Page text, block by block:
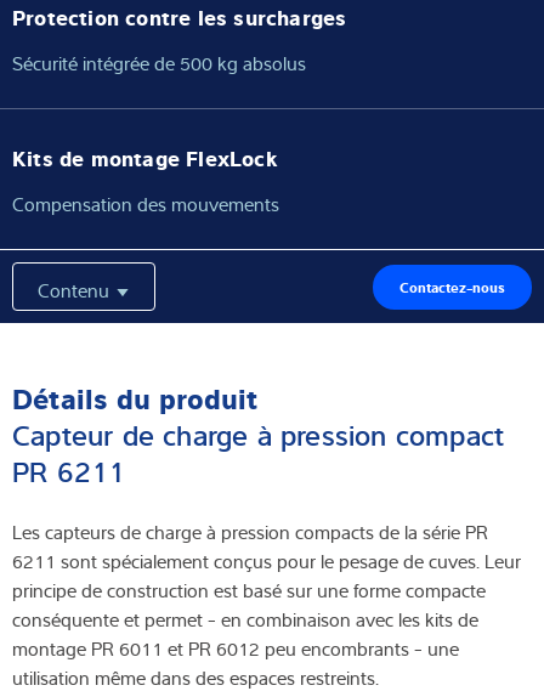
Protection contre les surcharges
Sécurité intégrée de 500 kg absolus
Kits de montage FlexLock
Compensation des mouvements
Contenu Contactez-nous
Détails du produit
Capteur de charge à pression compact
PR 6211
Les capteurs de charge à pression compacts de la série PR
6211 sont spécialement conçus pour le pesage de cuves. Leur
principe de construction est basé sur une forme compacte
conséquente et permet - en combinaison avec les kits de
montage PR 6011 et PR 6012 peu encombrants - une
utilisation même dans des espaces restreints.